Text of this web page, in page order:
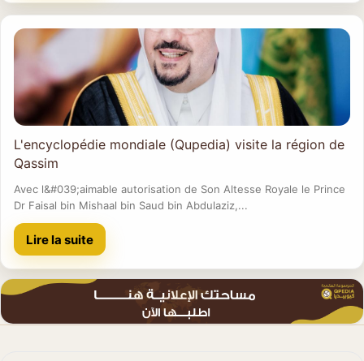
L'encyclopédie mondiale (Qupedia) visite la région de
Qassim
Avec l&#039;aimable autorisation de Son Altesse Royale le Prince
Dr Faisal bin Mishaal bin Saud bin Abdulaziz,...
Lire la suite